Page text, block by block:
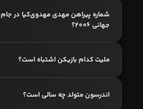
شماره پیراهن مهدی مهدوی‌کیا در جام
جهانی 2006؟
ملیت کدام بازیکن اشتباه است؟
اندرسون متولد چه سالی است؟